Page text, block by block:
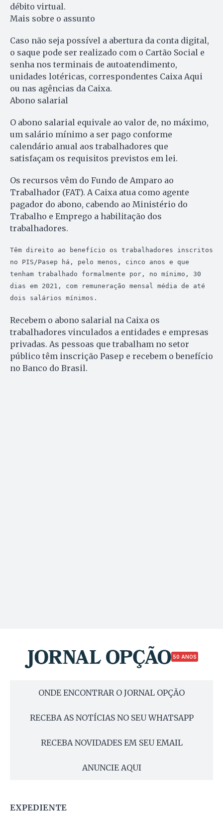
débito virtual.
Mais sobre o assunto
Caso não seja possível a abertura da conta digital,
o saque pode ser realizado com o Cartão Social e
senha nos terminais de autoatendimento,
unidades lotéricas, correspondentes Caixa Aqui
ou nas agências da Caixa.
Abono salarial
O abono salarial equivale ao valor de, no máximo,
um salário mínimo a ser pago conforme
calendário anual aos trabalhadores que
satisfaçam os requisitos previstos em lei.
Os recursos vêm do Fundo de Amparo ao
Trabalhador (FAT). A Caixa atua como agente
pagador do abono, cabendo ao Ministério do
Trabalho e Emprego a habilitação dos
trabalhadores.
Têm direito ao benefício os trabalhadores inscritos
no PIS/Pasep há, pelo menos, cinco anos e que
tenham trabalhado formalmente por, no mínimo, 30
dias em 2021, com remuneração mensal média de até
dois salários mínimos.
Recebem o abono salarial na Caixa os
trabalhadores vinculados a entidades e empresas
privadas. As pessoas que trabalham no setor
público têm inscrição Pasep e recebem o benefício
no Banco do Brasil.
50 ANOS
ONDE ENCONTRAR O JORNAL OPÇÃO
RECEBA AS NOTÍCIAS NO SEU WHATSAPP
RECEBA NOVIDADES EM SEU EMAIL
ANUNCIE AQUI
EXPEDIENTE